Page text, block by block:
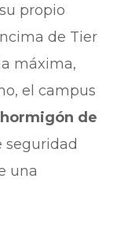
propio
de Tier
máxima,
el campus
de
seguridad
una